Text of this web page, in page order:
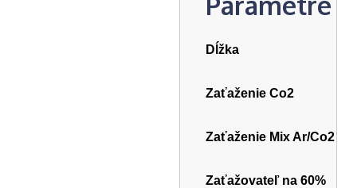
Zaťaženie Co2
Zaťaženie Mix Ar/Co2
Zaťažovateľ na 60%